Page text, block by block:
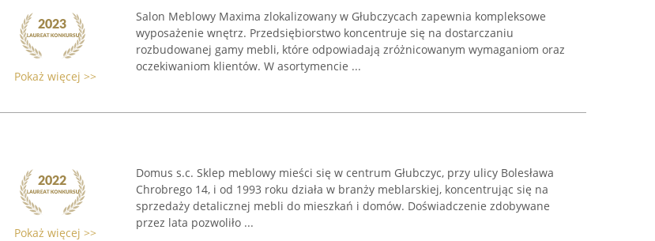
Pokaż więcej >>
Salon Meblowy Maxima zlokalizowany w Głubczycach zapewnia kompleksowe
wyposażenie wnętrz. Przedsiębiorstwo koncentruje się na dostarczaniu
rozbudowanej gamy mebli, które odpowiadają zróżnicowanym wymaganiom oraz
oczekiwaniom klientów. W asortymencie ...
Pokaż więcej >>
Domus s.c. Sklep meblowy mieści się w centrum Głubczyc, przy ulicy Bolesława
Chrobrego 14, i od 1993 roku działa w branży meblarskiej, koncentrując się na
sprzedaży detalicznej mebli do mieszkań i domów. Doświadczenie zdobywane
przez lata pozwoliło ...